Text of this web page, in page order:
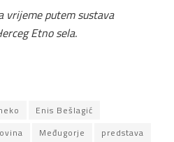
vrijeme putem sustava
Etno sela.
Enis Bešlagić
Međugorje predstava